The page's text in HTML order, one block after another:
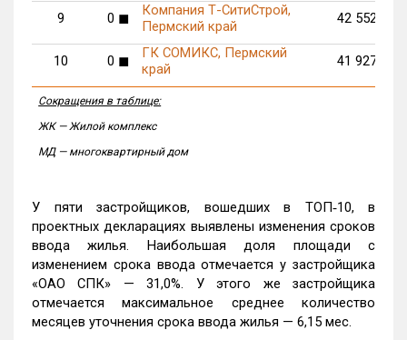
9 0 ◼
Компания Т-СитиСтрой,
Пермский край
42 552
10 0 ◼
ГК СОМИКС, Пермский
край
41 927
Сокращения в таблице:
ЖК — Жилой комплекс
МД — многоквартирный дом
У пяти застройщиков, вошедших в ТОП‑10, в
проектных декларациях выявлены изменения сроков
ввода жилья. Наибольшая доля площади с
изменением срока ввода отмечается у застройщика
«ОАО СПК» — 31,0%. У этого же застройщика
отмечается максимальное среднее количество
месяцев уточнения срока ввода жилья — 6,15 мес.